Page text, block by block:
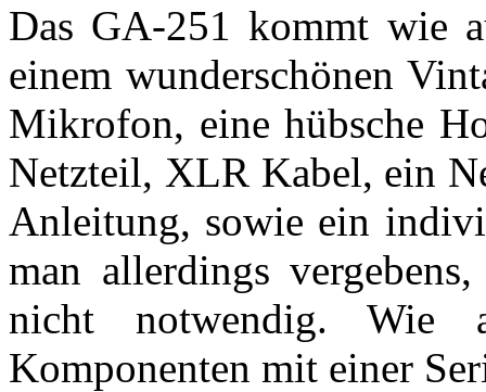
Das GA-251 kommt wie
einem wunderschönen
Mikrofon, eine hübsche
Netzteil, XLR Kabel, ein
Anleitung, sowie ein
man allerdings
nicht notwendig. Wie
Komponenten mit einer